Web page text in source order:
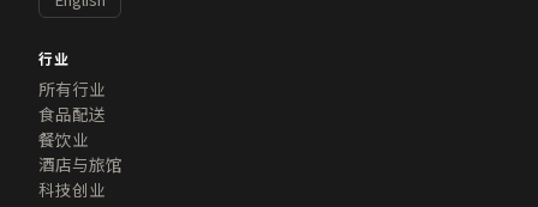
行业
所有行业
食品配送
餐饮业
酒店与旅馆
科技创业
为您定制：: 综合商业保单 (BOP) — 中文页面